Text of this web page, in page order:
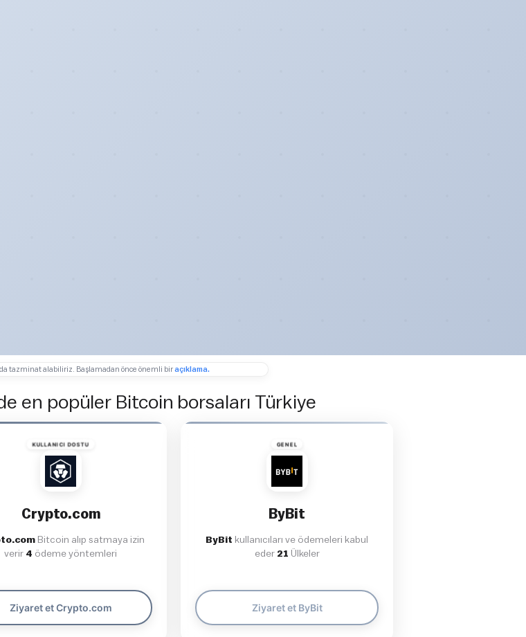
tazminat alabiliriz. Başlamadan önce önemli biraçıklama.
en popüler Bitcoin borsaları Türkiye
KULLANICI DOSTU
Crypto.com
Bitcoin alıp satmaya izin
verir 4 ödeme yöntemleri
Ziyaret et Crypto.com
GENEL
ByBit
ByBit kullanıcıları ve ödemeleri kabul
eder 21 Ülkeler
Ziyaret et ByBit